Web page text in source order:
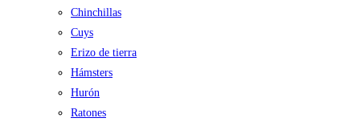
Chinchillas
Cuys
Erizo de tierra
Hámsters
Hurón
Ratones